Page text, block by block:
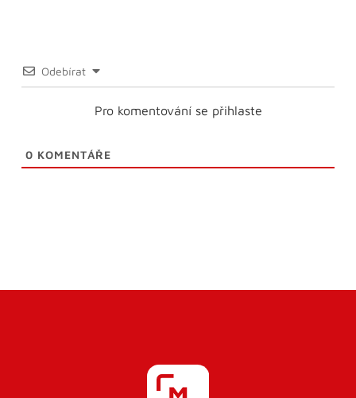
Odebírat
Pro komentování se přihlaste
0 KOMENTÁŘE